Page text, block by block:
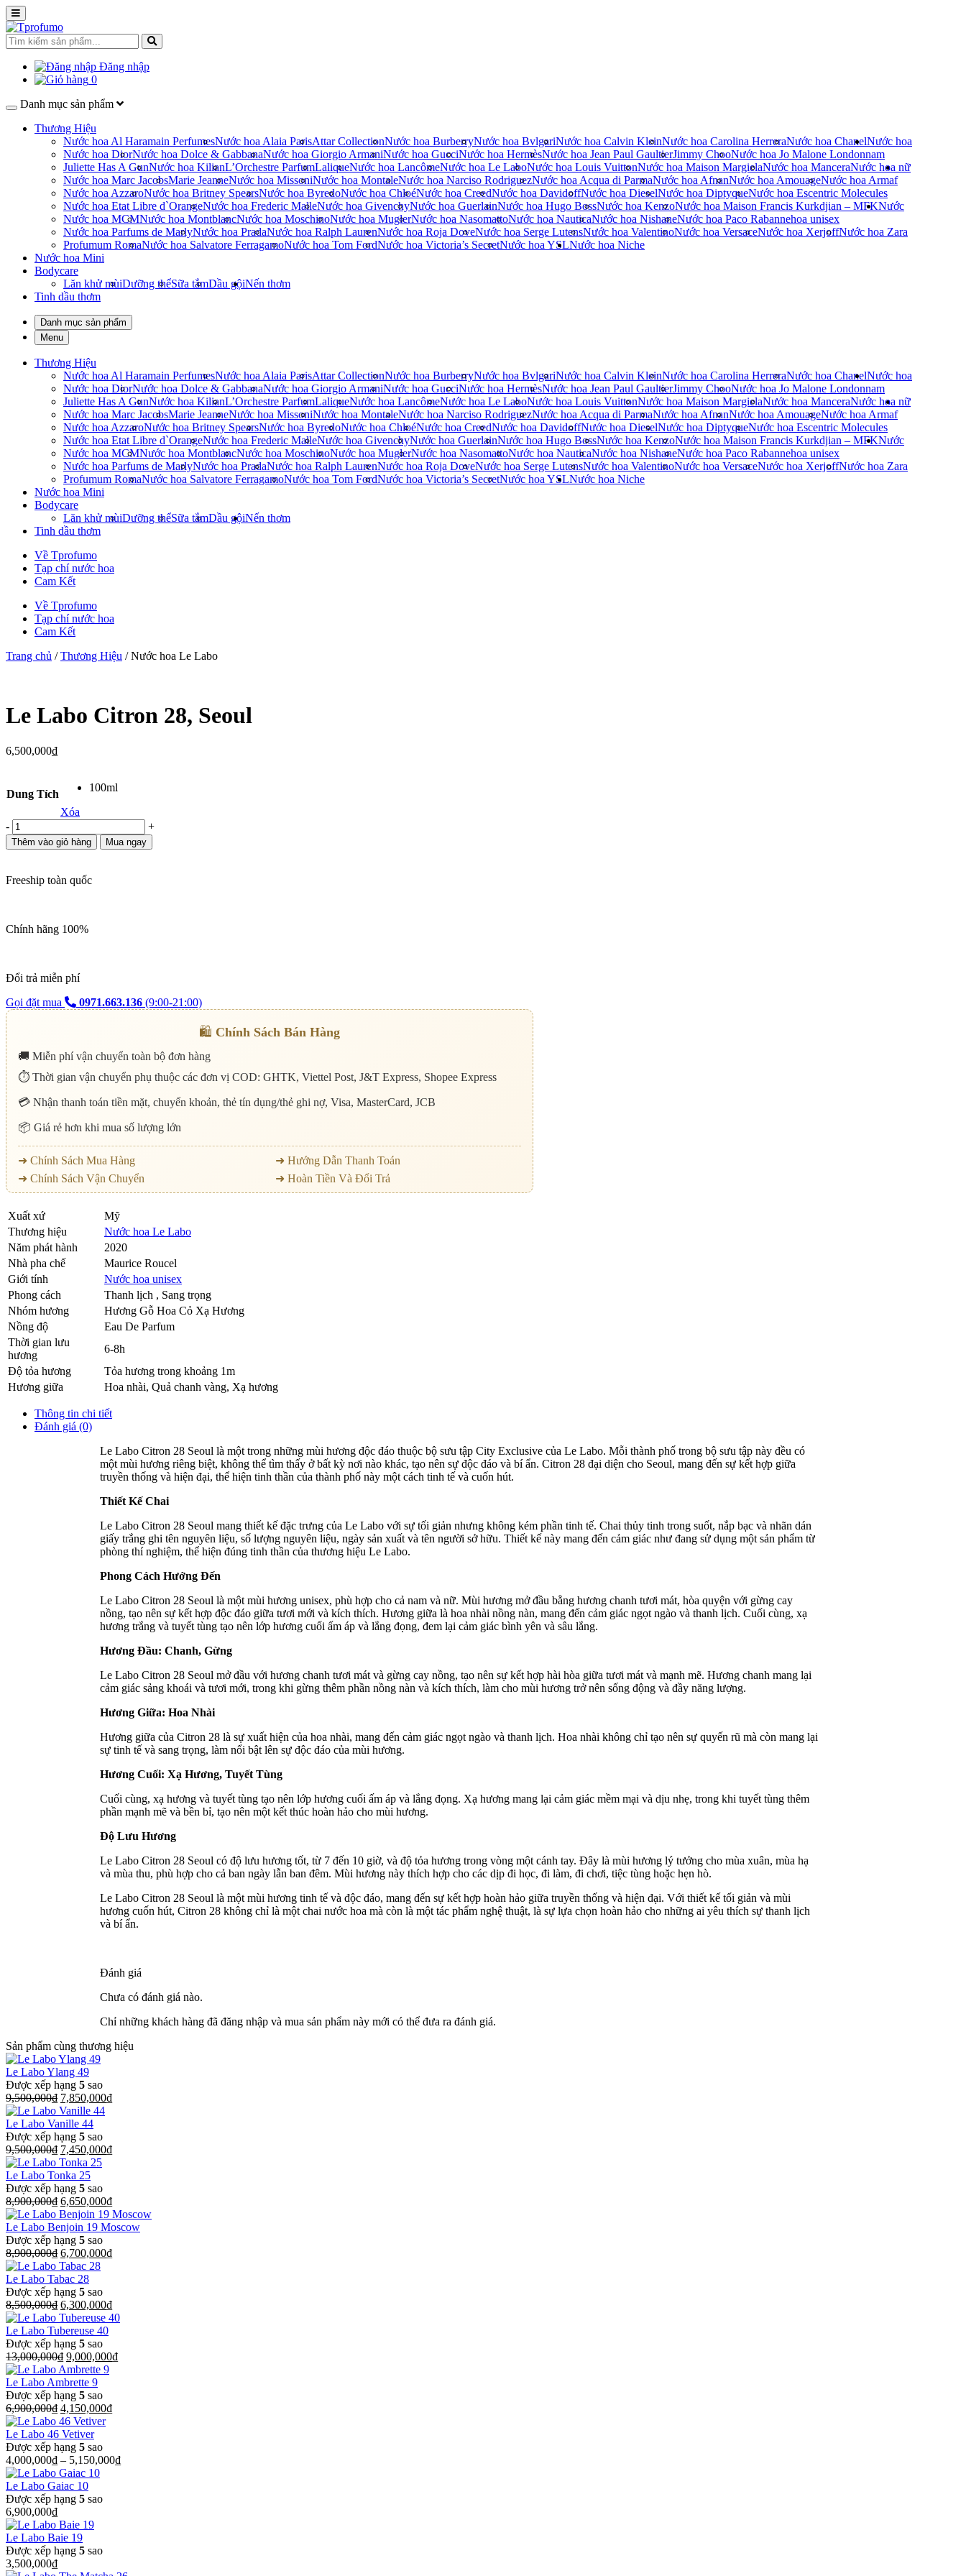
Đăng nhập
0
Danh mục sản phẩm
Thương Hiệu
Nước hoa Al Haramain PerfumesNước hoa Alaia ParisAttar CollectionNước hoa BurberryNước hoa BvlgariNước hoa Calvin KleinNước hoa Carolina HerreraNước hoa Chanel
Nước hoa DiorNước hoa Dolce & GabbanaNước hoa Giorgio ArmaniNước hoa GucciNước hoa HermèsNước hoa Jean Paul GaultierJimmy ChooNước hoa Jo Malone London
Juliette Has A GunNước hoa KilianL’Orchestre ParfumLaliqueNước hoa LancômeNước hoa Le LaboNước hoa Louis VuittonNước hoa Maison MargielaNước hoa Mancera
Nước hoa Marc JacobsMarie JeanneNước hoa MissoniNước hoa MontaleNước hoa Narciso RodriguezNước hoa Acqua di ParmaNước hoa AfnanNước hoa AmouageNước hoa Armaf
Nước hoa AzzaroNước hoa Britney SpearsNước hoa ByredoNước hoa ChloéNước hoa CreedNước hoa DavidoffNước hoa DieselNước hoa DiptyqueNước hoa Escentric Molecules
Nước hoa Etat Libre d`OrangeNước hoa Frederic MalleNước hoa GivenchyNước hoa GuerlainNước hoa Hugo BossNước hoa KenzoNước hoa Maison Francis Kurkdjian – MFK
Nước hoa MCMNước hoa MontblancNước hoa MoschinoNước hoa MuglerNước hoa NasomattoNước hoa NauticaNước hoa NishaneNước hoa Paco Rabanne
Nước hoa Parfums de MarlyNước hoa PradaNước hoa Ralph LaurenNước hoa Roja DoveNước hoa Serge LutensNước hoa ValentinoNước hoa VersaceNước hoa XerjoffNước hoa Zara
Profumum RomaNước hoa Salvatore FerragamoNước hoa Tom FordNước hoa Victoria’s SecretNước hoa YSL
Nước hoa
nam
Nước hoa nữ
Nước
hoa unisex
Nước hoa Niche
Nước hoa Mini
Bodycare
Lăn khử mùiDưỡng thểSữa tắmDầu gộiNến thơm
Tinh dầu thơm
Danh mục sản phẩm
Menu
Thương Hiệu
Nước hoa Al Haramain PerfumesNước hoa Alaia ParisAttar CollectionNước hoa BurberryNước hoa BvlgariNước hoa Calvin KleinNước hoa Carolina HerreraNước hoa Chanel
Nước hoa DiorNước hoa Dolce & GabbanaNước hoa Giorgio ArmaniNước hoa GucciNước hoa HermèsNước hoa Jean Paul GaultierJimmy ChooNước hoa Jo Malone London
Juliette Has A GunNước hoa KilianL’Orchestre ParfumLaliqueNước hoa LancômeNước hoa Le LaboNước hoa Louis VuittonNước hoa Maison MargielaNước hoa Mancera
Nước hoa Marc JacobsMarie JeanneNước hoa MissoniNước hoa MontaleNước hoa Narciso RodriguezNước hoa Acqua di ParmaNước hoa AfnanNước hoa AmouageNước hoa Armaf
Nước hoa AzzaroNước hoa Britney SpearsNước hoa ByredoNước hoa ChloéNước hoa CreedNước hoa DavidoffNước hoa DieselNước hoa DiptyqueNước hoa Escentric Molecules
Nước hoa Etat Libre d`OrangeNước hoa Frederic MalleNước hoa GivenchyNước hoa GuerlainNước hoa Hugo BossNước hoa KenzoNước hoa Maison Francis Kurkdjian – MFK
Nước hoa MCMNước hoa MontblancNước hoa MoschinoNước hoa MuglerNước hoa NasomattoNước hoa NauticaNước hoa NishaneNước hoa Paco Rabanne
Nước hoa Parfums de MarlyNước hoa PradaNước hoa Ralph LaurenNước hoa Roja DoveNước hoa Serge LutensNước hoa ValentinoNước hoa VersaceNước hoa XerjoffNước hoa Zara
Profumum RomaNước hoa Salvatore FerragamoNước hoa Tom FordNước hoa Victoria’s SecretNước hoa YSL
Nước hoa
nam
Nước hoa nữ
Nước
hoa unisex
Nước hoa Niche
Nước hoa Mini
Bodycare
Lăn khử mùiDưỡng thểSữa tắmDầu gộiNến thơm
Tinh dầu thơm
Về Tprofumo
Tạp chí nước hoa
Cam Kết
Về Tprofumo
Tạp chí nước hoa
Cam Kết
Trang chủ /Thương Hiệu / Nước hoa Le Labo
Le Labo Citron 28, Seoul
6,500,000₫
Dung Tích
100ml
Xóa
Le
Labo
Citron
Seoul
- +
Thêm vào giỏ hàng Mua ngay
Freeship toàn quốc
Chính hãng 100%
Đổi trả miễn phí
Gọi đặt mua
0971.663.136 (9:00-21:00)
🛍️ Chính Sách Bán Hàng
🚚 Miễn phí vận chuyển toàn bộ đơn hàng
⏱️ Thời gian vận chuyển phụ thuộc các đơn vị COD: GHTK, Viettel Post, J&T Express, Shopee Express
💳 Nhận thanh toán tiền mặt, chuyển khoản, thẻ tín dụng/thẻ ghi nợ, Visa, MasterCard, JCB
📦 Giá rẻ hơn khi mua số lượng lớn
➜ Chính Sách Mua Hàng
➜ Hướng Dẫn Thanh Toán
➜ Chính Sách Vận Chuyển
➜ Hoàn Tiền Và Đổi Trả
Xuất xứ
Mỹ
Thương hiệu
Nước hoa Le Labo
Năm phát hành
2020
Nhà pha chế
Maurice Roucel
Giới tính
Nước hoa unisex
Phong cách
Thanh lịch , Sang trọng
Nhóm hương
Hương Gỗ Hoa Cỏ Xạ Hương
Nồng độ
Eau De Parfum
Thời gian lưu
hương
6-8h
Độ tỏa hương
Tỏa hương trong khoảng 1m
Hương giữa
Hoa nhài, Quả chanh vàng, Xạ hương
Thông tin chi tiết
Đánh giá (0)
Le Labo Citron 28 Seoul là một trong những mùi hương độc đáo thuộc bộ sưu tập City Exclusive của Le Labo. Mỗi thành phố trong bộ sưu tập này đều có
một mùi hương riêng biệt, không thể tìm thấy ở bất kỳ nơi nào khác, tạo nên sự độc đáo và bí ẩn. Citron 28 đại diện cho Seoul, mang đến sự kết hợp giữa
truyền thống và hiện đại, thể hiện tinh thần của thành phố này một cách tinh tế và cuốn hút.
Thiết Kế Chai
Le Labo Citron 28 Seoul mang thiết kế đặc trưng của Le Labo với sự tối giản nhưng không kém phần tinh tế. Chai thủy tinh trong suốt, nắp bạc và nhãn dán
giấy trắng ghi tên nguyên liệu, số lượng nguyên liệu, ngày sản xuất và tên người sở hữu. Thiết kế này mang đến cảm giác như đang sử dụng một sản phẩm từ
phòng thí nghiệm, thể hiện đúng tinh thần của thương hiệu Le Labo.
Phong Cách Hướng Đến
Le Labo Citron 28 Seoul là một mùi hương unisex, phù hợp cho cả nam và nữ. Mùi hương mở đầu bằng hương chanh tươi mát, hòa quyện với gừng cay
nồng, tạo nên sự kết hợp độc đáo giữa tươi mới và kích thích. Hương giữa là hoa nhài nồng nàn, mang đến cảm giác ngọt ngào và thanh lịch. Cuối cùng, xạ
hương trắng và tuyết tùng tạo nên lớp hương cuối ấm áp và lắng đọng, đem lại cảm giác bình yên và sâu lắng.
Hương Đầu: Chanh, Gừng
Le Labo Citron 28 Seoul mở đầu với hương chanh tươi mát và gừng cay nồng, tạo nên sự kết hợp hài hòa giữa tươi mát và mạnh mẽ. Hương chanh mang lại
cảm giác sảng khoái và tươi mới, trong khi gừng thêm phần nồng nàn và kích thích, làm cho mùi hương trở nên sống động và đầy năng lượng.
Hương Giữa: Hoa Nhài
Hương giữa của Citron 28 là sự xuất hiện của hoa nhài, mang đến cảm giác ngọt ngào và thanh lịch. Hoa nhài không chỉ tạo nên sự quyến rũ mà còn mang lại
sự tinh tế và sang trọng, làm nổi bật lên sự độc đáo của mùi hương.
Hương Cuối: Xạ Hương, Tuyết Tùng
Cuối cùng, xạ hương và tuyết tùng tạo nên lớp hương cuối ấm áp và lắng đọng. Xạ hương mang lại cảm giác mềm mại và dịu nhẹ, trong khi tuyết tùng thêm
phần mạnh mẽ và bền bỉ, tạo nên một kết thúc hoàn hảo cho mùi hương.
Độ Lưu Hương
Le Labo Citron 28 Seoul có độ lưu hương tốt, từ 7 đến 10 giờ, và độ tỏa hương trong vòng một cánh tay. Đây là mùi hương lý tưởng cho mùa xuân, mùa hạ
và mùa thu, phù hợp cho cả ban ngày lẫn ban đêm. Mùi hương này thích hợp cho các dịp đi học, đi làm, đi chơi, tiệc tùng hoặc hẹn hò.
Le Labo Citron 28 Seoul là một mùi hương tinh tế và độc đáo, mang đến sự kết hợp hoàn hảo giữa truyền thống và hiện đại. Với thiết kế tối giản và mùi
hương cuốn hút, Citron 28 không chỉ là một chai nước hoa mà còn là một tác phẩm nghệ thuật, là sự lựa chọn hoàn hảo cho những ai yêu thích sự thanh lịch
và bí ẩn.
Đánh giá
Chưa có đánh giá nào.
Chỉ những khách hàng đã đăng nhập và mua sản phẩm này mới có thể đưa ra đánh giá.
Sản phẩm cùng thương hiệu
Le Labo Ylang 49
Được xếp hạng 5 sao
9,500,000₫ Giá
gốc
là:
9,500,000₫.
7,850,000₫Giá
7,850,000₫.
Le Labo Vanille 44
Được xếp hạng 5 sao
9,500,000₫ Giá
gốc
là:
9,500,000₫.
7,450,000₫Giá
7,450,000₫.
Le Labo Tonka 25
Được xếp hạng 5 sao
8,900,000₫ Giá
gốc
là:
8,900,000₫.
6,650,000₫Giá
hiện
tại
6,650,000₫.
Le Labo Benjoin 19 Moscow
Được xếp hạng 5 sao
8,900,000₫ Giá
gốc
là:
8,900,000₫.
6,700,000₫Giá
6,700,000₫.
Le Labo Tabac 28
Được xếp hạng 5 sao
8,500,000₫ Giá
gốc
là:
8,500,000₫.
6,300,000₫Giá
hiện
6,300,000₫.
Le Labo Tubereuse 40
Được xếp hạng 5 sao
13,000,000₫ Giá
gốc
là:
13,000,000₫.
9,000,000₫Giá
Le Labo Ambrette 9
Được xếp hạng 5 sao
6,900,000₫ Giá
gốc
là:
6,900,000₫.
4,150,000₫Giá
4,150,000₫.
Le Labo 46 Vetiver
Được xếp hạng 5 sao
4,000,000₫ – 5,150,000₫
Le Labo Gaiac 10
Được xếp hạng 5 sao
6,900,000₫
Le Labo Baie 19
Được xếp hạng 5 sao
3,500,000₫